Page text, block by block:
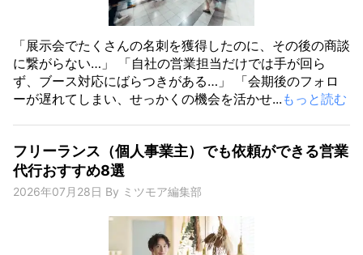
「展示会でたくさんの名刺を獲得したのに、その後の商談
に繋がらない…」 「自社の営業担当だけでは手が回ら
ず、ブース対応にばらつきがある…」 「会期後のフォロ
ーが遅れてしまい、せっかくの機会を活かせ... もっと読む
フリーランス（個人事業主）でも依頼ができる営業
代行おすすめ8選
2026年07月28日 By ミツモア編集部